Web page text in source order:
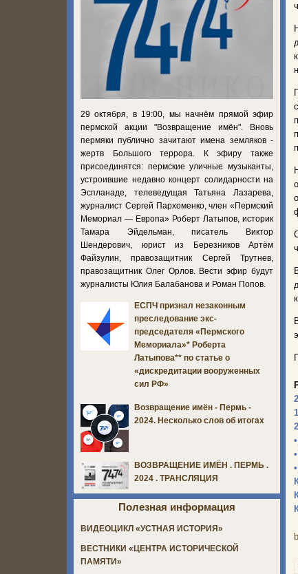
•
•
•
29 октября, в 19:00, мы начнём прямой эфир
пермской акции "Возвращение имён". Вновь
пермяки публично зачитают имена земляков -
жертв Большого террора. К эфиру также
присоединятся: пермские уличные музыканты,
устроившие недавно концерт солидарности на
Эспланаде, телеведущая Татьяна Лазарева,
журналист Сергей Пархоменко, член «Пермский
Мемориал — Европа» Роберт Латыпов, историк
Тамара Эйдельман, писатель Виктор
Шендерович, юрист из Березников Артём
Файзулин, правозащитник Сергей Трутнев,
правозащитник Олег Орлов. Вести эфир будут
журналисты Юлия Балабанова и Роман Попов.
ЕСПЧ признал незаконным
преследование экс-
председателя «Пермского
Мемориала»* Роберта
Латыпова** по статье о
«дискредитации вооруженных
сил РФ»
Возвращение имён - Пермь -
2024. Несколько слов об итогах
ВОЗВРАЩЕНИЕ ИМЁН . ПЕРМЬ .
2024 . ТРАНСЛЯЦИЯ
Полезная информация
ВИДЕОЦИКЛ «УСТНАЯ ИСТОРИЯ»
ВЕСТНИКИ «ЦЕНТРА ИСТОРИЧЕСКОЙ
ПАМЯТИ»